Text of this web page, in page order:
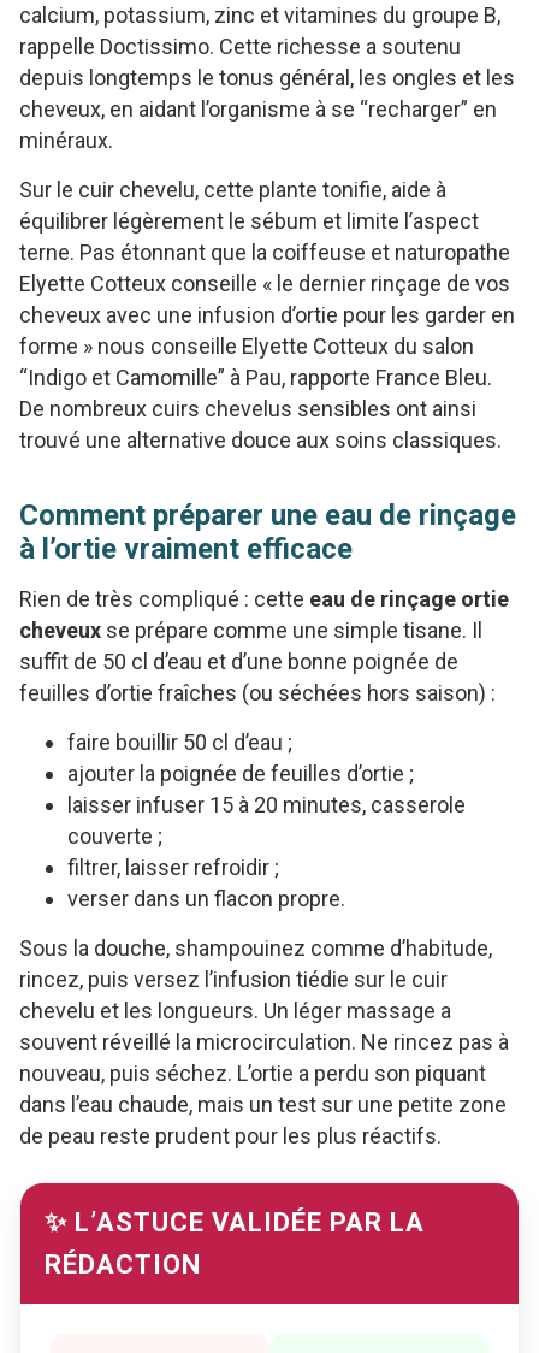
calcium, potassium, zinc et vitamines du groupe B,
rappelle Doctissimo. Cette richesse a soutenu
depuis longtemps le tonus général, les ongles et les
cheveux, en aidant l’organisme à se “recharger” en
minéraux.
Sur le cuir chevelu, cette plante tonifie, aide à
équilibrer légèrement le sébum et limite l’aspect
terne. Pas étonnant que la coiffeuse et naturopathe
Elyette Cotteux conseille « le dernier rinçage de vos
cheveux avec une infusion d’ortie pour les garder en
forme » nous conseille Elyette Cotteux du salon
“Indigo et Camomille” à Pau, rapporte France Bleu.
De nombreux cuirs chevelus sensibles ont ainsi
trouvé une alternative douce aux soins classiques.
Comment préparer une eau de rinçage
à l’ortie vraiment efficace
Rien de très compliqué : cette eau de rinçage ortie
cheveux se prépare comme une simple tisane. Il
suffit de 50 cl d’eau et d’une bonne poignée de
feuilles d’ortie fraîches (ou séchées hors saison) :
faire bouillir 50 cl d’eau ;
ajouter la poignée de feuilles d’ortie ;
laisser infuser 15 à 20 minutes, casserole
couverte ;
filtrer, laisser refroidir ;
verser dans un flacon propre.
Sous la douche, shampouinez comme d’habitude,
rincez, puis versez l’infusion tiédie sur le cuir
chevelu et les longueurs. Un léger massage a
souvent réveillé la microcirculation. Ne rincez pas à
nouveau, puis séchez. L’ortie a perdu son piquant
dans l’eau chaude, mais un test sur une petite zone
de peau reste prudent pour les plus réactifs.
✨ L’ASTUCE VALIDÉE PAR LA
RÉDACTION